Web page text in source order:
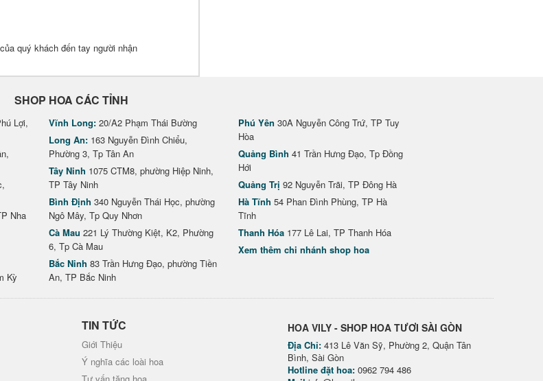
quý khách đến tay người nhận
SHOP HOA CÁC TỈNH
Lợi,
Nha
Kỳ
Vĩnh Long: 20/A2 Phạm Thái Bường
Long An: 163 Nguyễn Đình Chiểu,
Phường 3, Tp Tân An
Tây Ninh 1075 CTM8, phường Hiệp Ninh,
TP Tây Ninh
Bình Định 340 Nguyễn Thái Học, phường
Ngô Mây, Tp Quy Nhơn
Cà Mau 221 Lý Thường Kiệt, K2, Phường
6, Tp Cà Mau
Bắc Ninh 83 Trần Hưng Đạo, phường Tiền
An, TP Bắc Ninh
Phú Yên 30A Nguyễn Công Trứ, TP Tuy
Hòa
Quảng Bình 41 Trần Hưng Đạo, Tp Đồng
Hới
Quảng Trị 92 Nguyễn Trãi, TP Đông Hà
Hà Tĩnh 54 Phan Đình Phùng, TP Hà
Tĩnh
Thanh Hóa 177 Lê Lai, TP Thanh Hóa
Xem thêm chi nhánh shop hoa
TIN TỨC
Giới Thiệu
Ý nghĩa các loài hoa
HOA VILY - SHOP HOA TƯƠI SÀI GÒN
Địa Chỉ: 413 Lê Văn Sỹ, Phường 2, Quận Tân
Bình, Sài Gòn
Hotline đặt hoa: 0962 794 486